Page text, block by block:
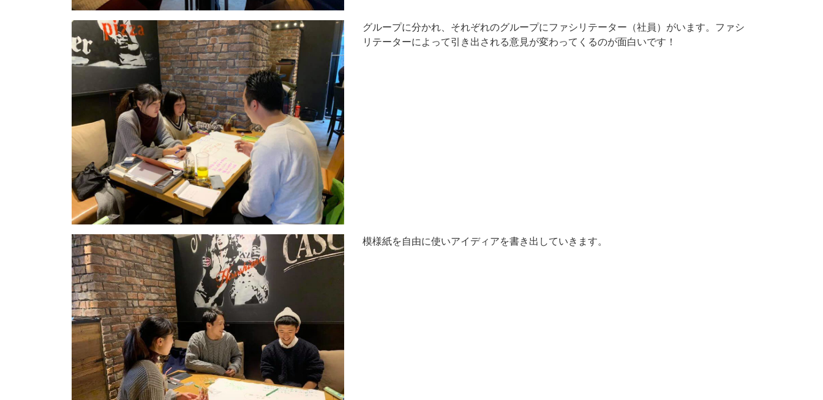
グループに分かれ、それぞれのグループにファシリテーター（社員）がいます。ファシ
リテーターによって引き出される意見が変わってくるのが面白いです！
模様紙を自由に使いアイディアを書き出していきます。